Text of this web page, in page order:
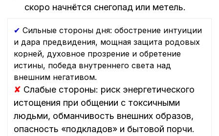
скоро начнётся снегопад или метель.
✔ Сильные стороны дня: обострение интуиции
и дара предвидения, мощная защита родовых
корней, духовное прозрение и обретение
истины, победа внутреннего света над
внешним негативом.
✘ Слабые стороны: риск энергетического
истощения при общении с токсичными
людьми, обманчивость внешних образов,
опасность «подкладов» и бытовой порчи.